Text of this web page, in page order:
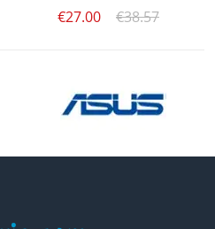
€27.00 €38.57